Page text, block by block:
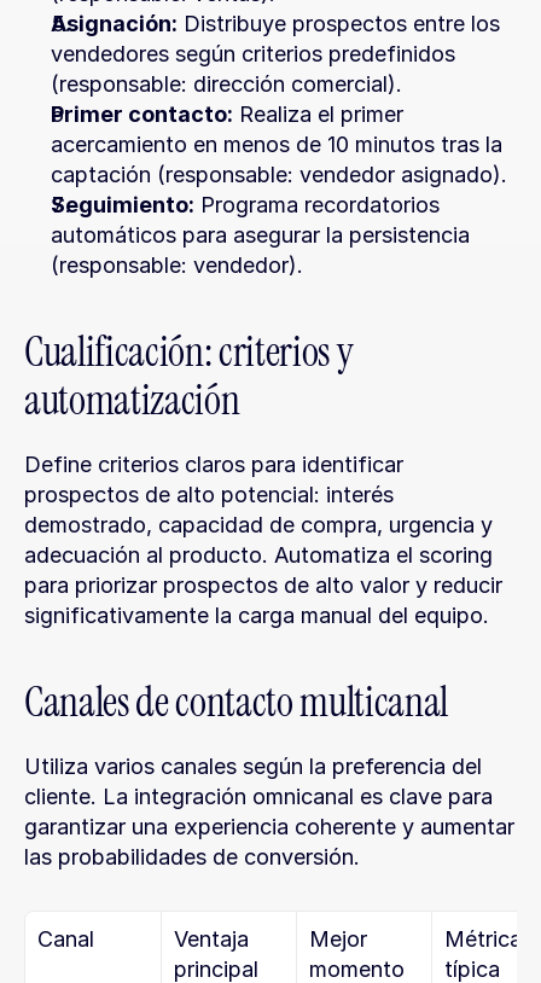
Asignación: Distribuye prospectos entre los
vendedores según criterios predefinidos
(responsable: dirección comercial).
Primer contacto: Realiza el primer
acercamiento en menos de 10 minutos tras la
captación (responsable: vendedor asignado).
Seguimiento: Programa recordatorios
automáticos para asegurar la persistencia
(responsable: vendedor).
Cualificación: criterios y
automatización
Define criterios claros para identificar
prospectos de alto potencial: interés
demostrado, capacidad de compra, urgencia y
adecuación al producto. Automatiza el scoring
para priorizar prospectos de alto valor y reducir
significativamente la carga manual del equipo.
Canales de contacto multicanal
Utiliza varios canales según la preferencia del
cliente. La integración omnicanal es clave para
garantizar una experiencia coherente y aumentar
las probabilidades de conversión.
Canal
Ventaja
principal
Mejor
momento
Métrica
típica